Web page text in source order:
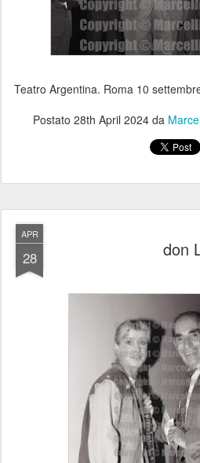
Teatro Argentina. Roma 10
Postato 28th April 2024da
APR
28 don